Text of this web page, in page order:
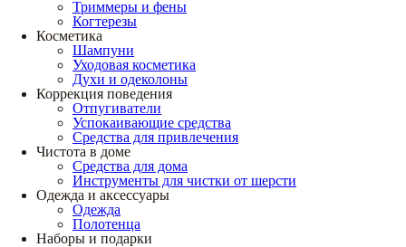
Триммеры и фены
Когтерезы
Косметика
Шампуни
Уходовая косметика
Духи и одеколоны
Коррекция поведения
Отпугиватели
Успокаивающие средства
Средства для привлечения
Чистота в доме
Средства для дома
Инструменты для чистки от шерсти
Одежда и аксессуары
Одежда
Полотенца
Наборы и подарки